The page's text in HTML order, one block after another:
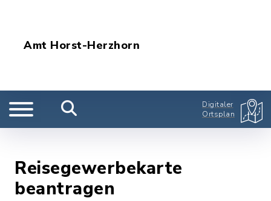
Amt Horst-Herzhorn
Digitaler
Ortsplan
Reisegewerbekarte
beantragen